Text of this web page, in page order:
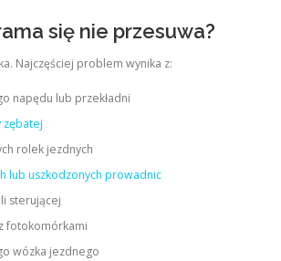
się nie przesuwa?
Najczęściej problem wynika z:
napędu lub przekładni
zębatej
rolek jezdnych
lub uszkodzonych prowadnic
sterującej
fotokomórkami
wózka jezdnego